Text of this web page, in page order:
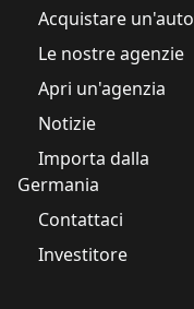
Acquistare un'auto
Le nostre agenzie
Apri un'agenzia
Notizie
Importa dalla
Germania
Contattaci
Investitore